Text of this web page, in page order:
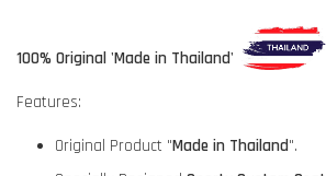
100% Original 'Made in Thailand'
Features:
Original Product "Made in Thailand".